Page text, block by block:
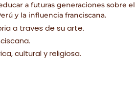
a futuras generaciones sobre el
y la influencia franciscana.
a traves de su arte.
cultural y religiosa.